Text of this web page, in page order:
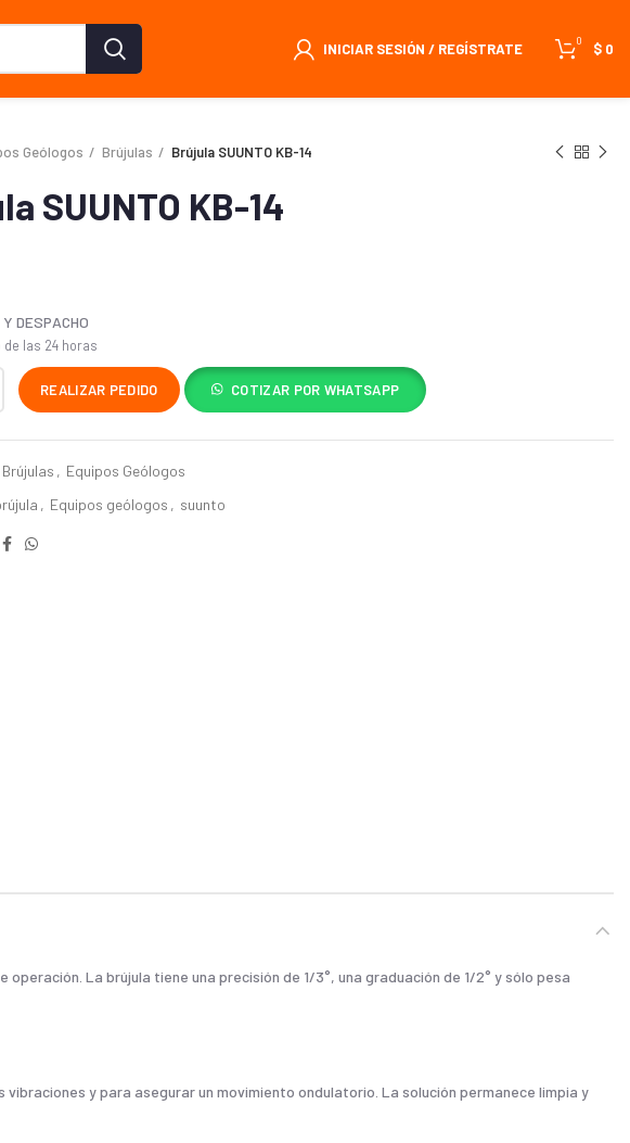
INICIAR SESIÓN / REGÍSTRATE 0 $ 0
Geólogos Brújulas Brújula SUUNTO KB-14
SUUNTO KB-14
DESPACHO
de las 24 horas
REALIZAR PEDIDO COTIZAR POR WHATSAPP
Brújulas , Equipos Geólogos
, Equipos geólogos , suunto
La brújula tiene una precisión de 1/3°, una graduación de 1/2° y sólo pesa
y para asegurar un movimiento ondulatorio. La solución permanece limpia y